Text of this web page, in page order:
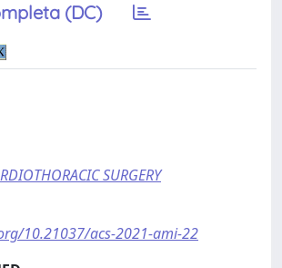
(DC)
SURGERY
10.21037/acs-2021-ami-22